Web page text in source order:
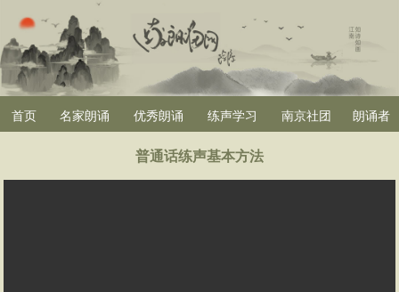
首页 名家朗诵 优秀朗诵 练声学习 南京社团 朗诵者
普通话练声基本方法